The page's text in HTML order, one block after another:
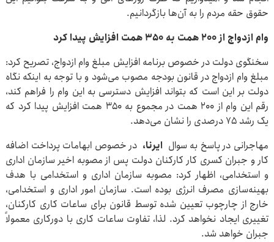
حقوق حقه مردم را به آن‌ها بازگردانیم.
وام ازدواج از ۲۰۰ همت به ۳۵۰ همت افزایش پیدا کرد
سخنگوی دولت در خصوص برنامه افزایش مبلغ وام ازدواج، تصریح کرد:
مبلغ وام ازدواج در قانون بودجه مصوب می‌شود و با توجه به اینکه نگاه
دولت بر این است که بتواند افزایش دسترسی به این وام را فراهم کند،
رقم این وام از ۲۰۰ همت در مجموع به ۳۵۰ همت افزایش پیدا کرد که
یک رشد ۷۵ درصدی را نشان می‌دهد.
مهاجرانی در پاسخ به سوال ایرنا، در خصوص ابهامات پرداخت اضافه
کار و جبران کسری کار کارکنان دولت پس از مصوبه اخیر سازمان اداری
و استخدامی، اظهار کرد: مصوبه سازمان اداری و استخدامی با هدف
بهینه‌سازی مصرف انرژی بوده است. سازمان امور اداری و استخدامی،
خارج از چارچوب تعیین شده توسط قانون برای ساعات کاری کارکنان،
تغییری ایجاد نخواهد کرد. لذا، تفاوت ساعات کاری با دورکاری معمولاً
جبران خواهد شد.